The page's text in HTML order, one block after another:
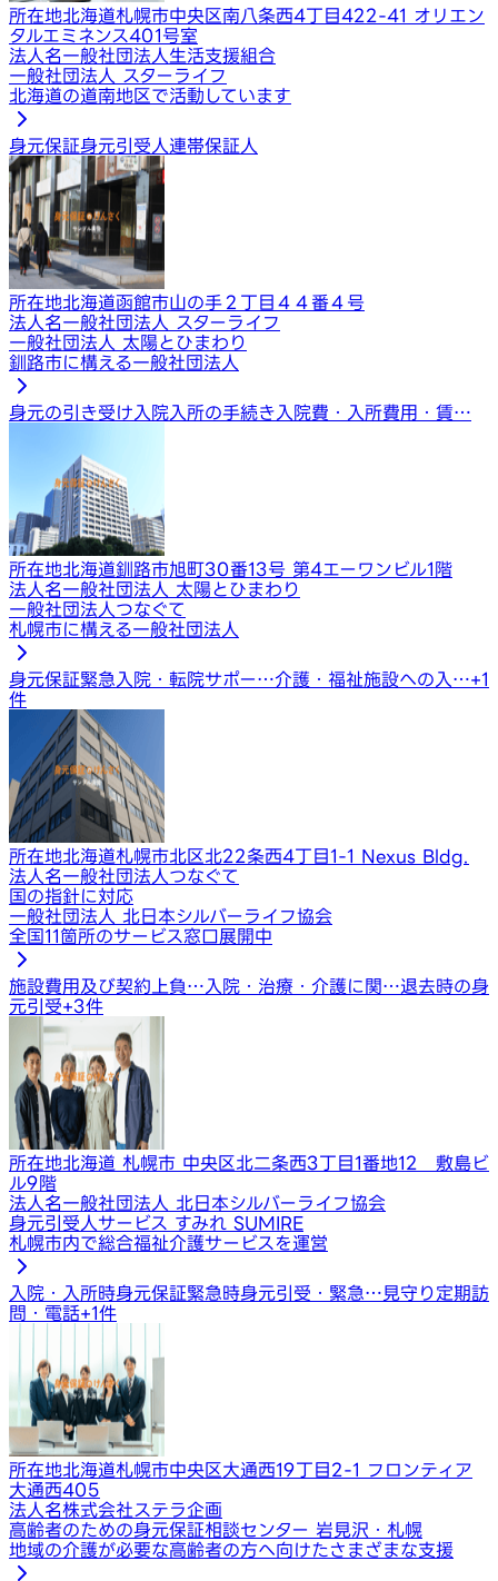
所在地北海道札幌市中央区南八条西4丁目422-41 オリエン
タルエミネンス401号室
法人名一般社団法人生活支援組合
一般社団法人 スターライフ
北海道の道南地区で活動しています
身元保証身元引受人連帯保証人
所在地北海道函館市山の手２丁目４４番４号
法人名一般社団法人 スターライフ
一般社団法人 太陽とひまわり
釧路市に構える一般社団法人
身元の引き受け 入院入所の手続き 入院費・入所費用・賃…
所在地北海道釧路市旭町30番13号 第4エーワンビル1階
法人名一般社団法人 太陽とひまわり
一般社団法人つなぐて
札幌市に構える一般社団法人
身元保証緊急入院・転院サポー…介護・福祉施設への入…+1
件
所在地北海道札幌市北区北22条西4丁目1-1 Nexus Bldg.
法人名一般社団法人つなぐて
国の指針に対応
一般社団法人 北日本シルバーライフ協会
全国11箇所のサービス窓口展開中
施設費用及び契約上負… 入院・治療・介護に関…退去時の身
元引受+3件
所在地北海道 札幌市 中央区北二条西3丁目1番地12 敷島ビ
ル9階
法人名一般社団法人 北日本シルバーライフ協会
身元引受人サービス すみれ SUMIRE
札幌市内で総合福祉介護サービスを運営
入院・入所時身元保証緊急時身元引受・緊急…見守り定期訪
問・電話+1件
所在地北海道札幌市中央区大通西19丁目2-1 フロンティア
大通西405
法人名株式会社ステラ企画
高齢者のための身元保証相談センター 岩見沢・札幌
地域の介護が必要な高齢者の方へ向けたさまざまな支援